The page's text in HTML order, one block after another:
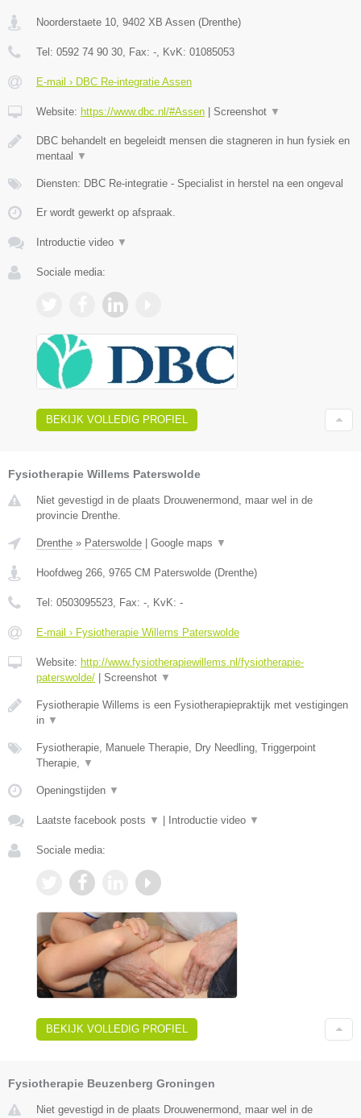
Noorderstaete 10 9402 XB Assen (Drenthe)
Tel: 0592 74 90 30 , Fax: - , KvK: 01085053
E-mail › DBC Re-integratie Assen
Website: https://www.dbc.nl/#Assen Screenshot ▼
DBC behandelt en begeleidt mensen die stagneren in hun fysiek en
mentaal
▼
Diensten: DBC Re-integratie - Specialist in herstel na een ongeval
Er wordt gewerkt op afspraak.
Introductie video ▼
Sociale media:
BEKIJK VOLLEDIG PROFIEL
Fysiotherapie Willems Paterswolde
Niet gevestigd in de plaats Drouwenermond, maar wel in de
provincie Drenthe.
Drenthe » Paterswolde Google maps ▼
Hoofdweg 266, 9765 CM Paterswolde (Drenthe)
Tel: 0503095523, Fax: -, KvK: -
E-mail › Fysiotherapie Willems Paterswolde
Website: http://www.fysiotherapiewillems.nl/fysiotherapie-
paterswolde/
Screenshot ▼
Fysiotherapie Willems is een Fysiotherapiepraktijk met vestigingen
in ▼
Fysiotherapie, Manuele Therapie, Dry Needling, Triggerpoint
Therapie, ▼
Openingstijden ▼
Laatste facebook posts ▼ Introductie video ▼
Sociale media:
BEKIJK VOLLEDIG PROFIEL
Fysiotherapie Beuzenberg Groningen
Niet gevestigd in de plaats Drouwenermond, maar wel in de